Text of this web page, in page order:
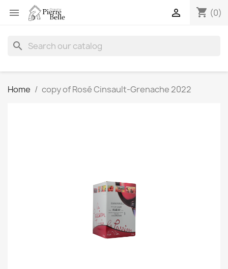
 shopping_cart (0)

search
Home copy of Rosé Cinsault-Grenache 2022